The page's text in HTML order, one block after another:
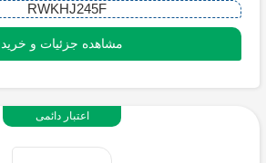
RWKHJ245F
مشاهده جزئیات و خرید
اعتبار دائمی